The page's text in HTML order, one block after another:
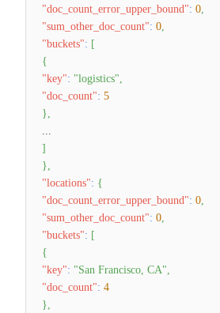
"doc_count_error_upper_bound": 0,
"sum_other_doc_count": 0,
"buckets": [
{
"key": "logistics",
"doc_count": 5
},
...
]
},
"locations": {
"doc_count_error_upper_bound": 0,
"sum_other_doc_count": 0,
"buckets": [
{
"key": "San Francisco, CA",
"doc_count": 4
},